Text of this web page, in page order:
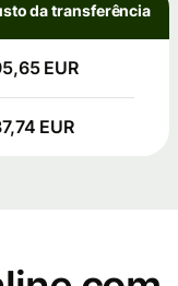
da transferência
EUR
EUR